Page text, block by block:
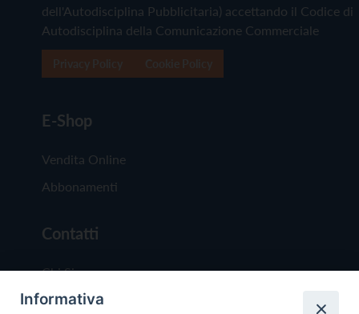
dell'Autodisciplina Pubblicitaria) accettando il Codice di
Autodisciplina della Comunicazione Commerciale
E-Shop
Vendita Online
Abbonamenti
Contatti
Chi Siamo
Redazione
Informativa